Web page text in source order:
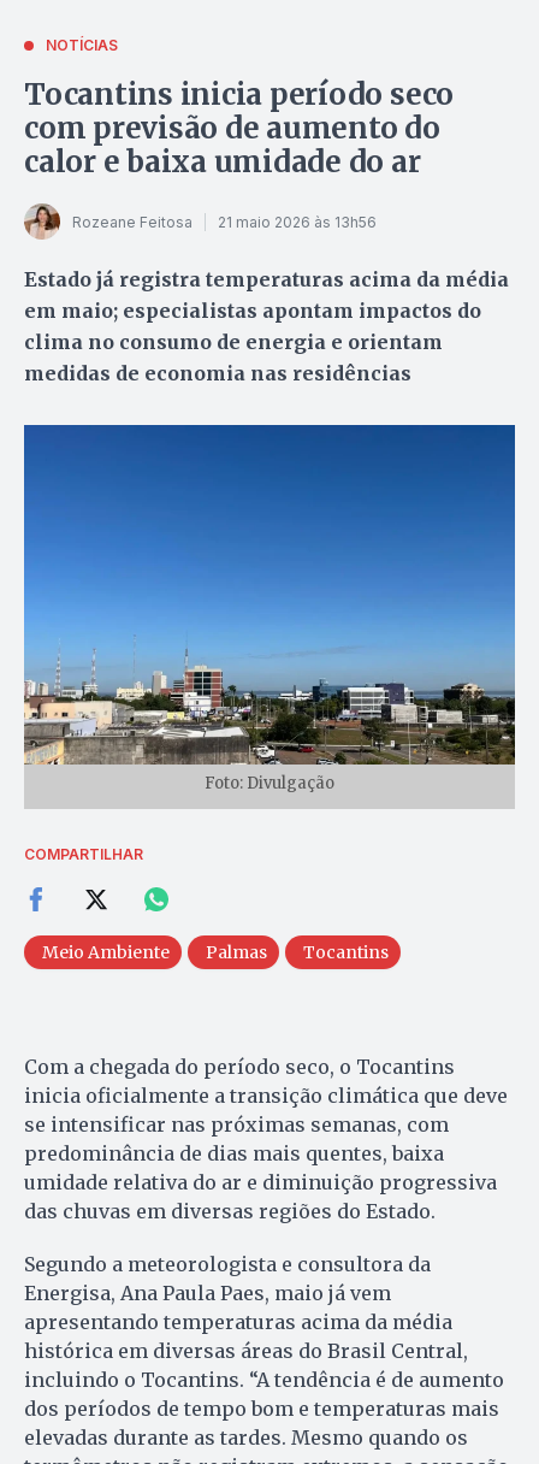
NOTÍCIAS
Tocantins inicia período seco
com previsão de aumento do
calor e baixa umidade do ar
Rozeane Feitosa 21 maio 2026 às 13h56
Estado já registra temperaturas acima da média
em maio; especialistas apontam impactos do
clima no consumo de energia e orientam
medidas de economia nas residências
Foto: Divulgação
COMPARTILHAR
Meio Ambiente Palmas Tocantins
Com a chegada do período seco, o Tocantins
inicia oficialmente a transição climática que deve
se intensificar nas próximas semanas, com
predominância de dias mais quentes, baixa
umidade relativa do ar e diminuição progressiva
das chuvas em diversas regiões do Estado.
Segundo a meteorologista e consultora da
Energisa, Ana Paula Paes, maio já vem
apresentando temperaturas acima da média
histórica em diversas áreas do Brasil Central,
incluindo o Tocantins. “A tendência é de aumento
dos períodos de tempo bom e temperaturas mais
elevadas durante as tardes. Mesmo quando os